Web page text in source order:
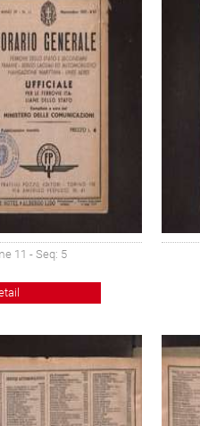
11 - Seq: 5